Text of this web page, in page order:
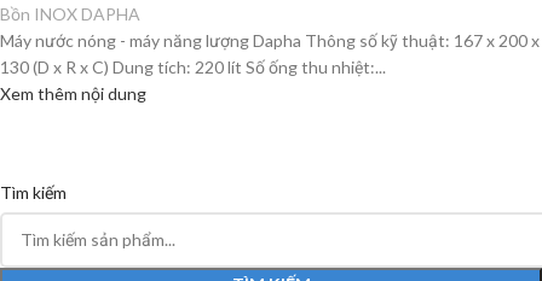
Bồn INOX DAPHA
Máy nước nóng - máy năng lượng Dapha Thông số kỹ thuật: 167 x 200 x
130 (D x R x C) Dung tích: 220 lít Số ống thu nhiệt:...
Xem thêm nội dung
Tìm kiếm